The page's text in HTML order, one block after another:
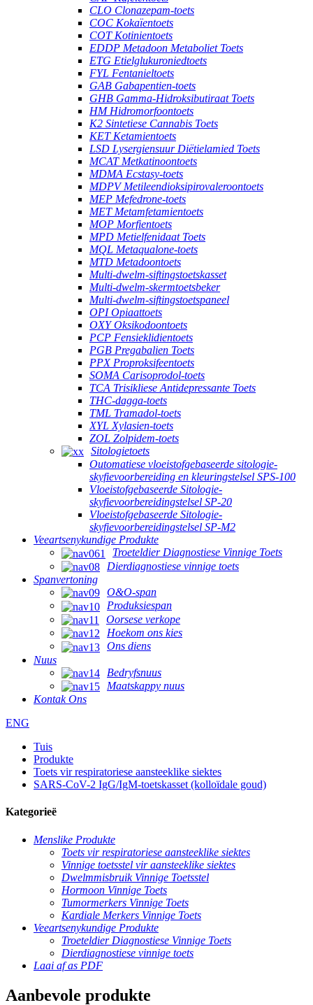
CLO Clonazepam-toets
COC Kokaïentoets
COT Kotinientoets
EDDP Metadoon Metaboliet Toets
ETG Etielglukuroniedtoets
FYL Fentanieltoets
GAB Gabapentien-toets
GHB Gamma-Hidroksibutiraat Toets
HM Hidromorfoontoets
K2 Sintetiese Cannabis Toets
KET Ketamientoets
LSD Lysergiensuur Diëtielamied Toets
MCAT Metkatinoontoets
MDMA Ecstasy-toets
MDPV Metileendioksipirovaleroontoets
MEP Mefedrone-toets
MET Metamfetamientoets
MOP Morfientoets
MPD Metielfenidaat Toets
MQL Metaqualone-toets
MTD Metadoontoets
Multi-dwelm-siftingstoetskasset
Multi-dwelm-skermtoetsbeker
Multi-dwelm-siftingstoetspaneel
OPI Opiaattoets
OXY Oksikodoontoets
PCP Fensieklidientoets
PGB Pregabalien Toets
PPX Proproksifeentoets
SOMA Carisoprodol-toets
TCA Trisikliese Antidepressante Toets
THC-dagga-toets
TML Tramadol-toets
XYL Xylasien-toets
ZOL Zolpidem-toets
Sitologietoets
Outomatiese vloeistofgebaseerde sitologie-
skyfievoorbereiding en kleuringstelsel SPS-100
Vloeistofgebaseerde Sitologie-
skyfievoorbereidingstelsel SP-20
Vloeistofgebaseerde Sitologie-
skyfievoorbereidingstelsel SP-M2
Veeartsenykundige Produkte
Troeteldier Diagnostiese Vinnige Toets
Dierdiagnostiese vinnige toets
Spanvertoning
O&O-span
Produksiespan
Oorsese verkope
Hoekom ons kies
Ons diens
Nuus
Bedryfsnuus
Maatskappy nuus
Kontak Ons
ENG
Tuis
Produkte
Toets vir respiratoriese aansteeklike siektes
SARS-CoV-2 IgG/IgM-toetskasset (kolloïdale goud)
Kategorieë
Menslike Produkte
Toets vir respiratoriese aansteeklike siektes
Vinnige toetsstel vir aansteeklike siektes
Dwelmmisbruik Vinnige Toetsstel
Hormoon Vinnige Toets
Tumormerkers Vinnige Toets
Kardiale Merkers Vinnige Toets
Veeartsenykundige Produkte
Troeteldier Diagnostiese Vinnige Toets
Dierdiagnostiese vinnige toets
Laai af as PDF
Aanbevole produkte